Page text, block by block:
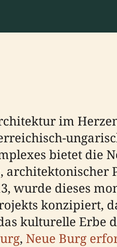
im
bietet die
architektonischer
wurde dieses
konzipiert,
kulturelle Erbe
, Neue Burg